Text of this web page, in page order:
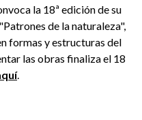
la 18ª edición de su
de la naturaleza",
formas y estructuras del
las obras finaliza el 18
.